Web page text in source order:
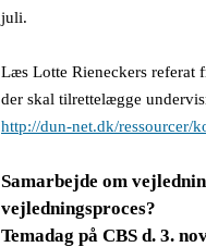
juli.
Læs Lotte Rieneckers referat
der skal tilrettelægge
http://dun-net.dk/ressourcer/
Samarbejde om
vejledningsproces?
Temadag på CBS d. 3.